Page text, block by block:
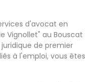
d'avocat en
Vignollet" au Bouscat
de premier
à l'emploi, vous êtes